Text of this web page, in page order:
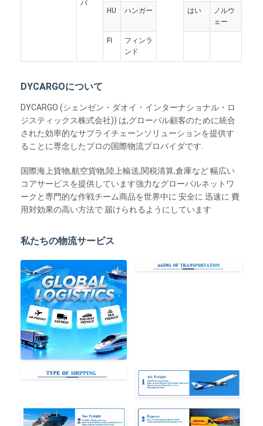
パ
HU
ハンガー はい
ノルウ
ェー
FI
フィンラ
ンド
DYCARGOについて
DYCARGO (シェンゼン・ダオイ・インターナショナル・ロ
ジスティックス株式会社)) は,グローバル顧客のために統合
された効率的なサプライチェーンソリューションを提供す
ることに専念したプロの国際物流プロバイダです.
国際海上貨物,航空貨物,陸上輸送,関税清算,倉庫など 幅広い
コアサービスを提供しています強力なグローバルネットワ
ークと専門的な作戦チーム商品を世界中に 安全に 迅速に 費
用対効果の高い方法で 届けられるようにしています
私たちの物流サービス